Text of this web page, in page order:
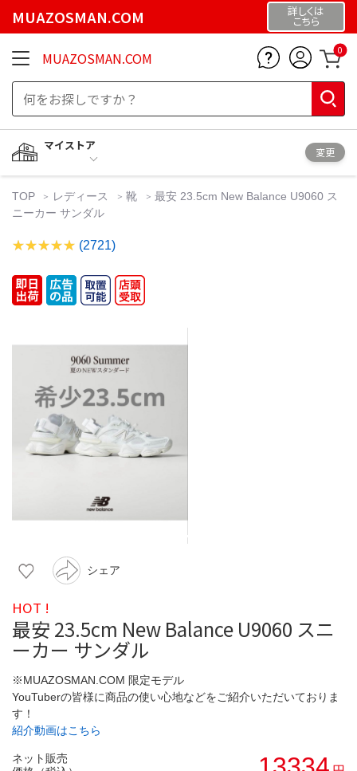
MUAZOSMAN.COM 詳しくは
こちら
MUAZOSMAN.COM 0
マイストア
変更
TOP レディース 靴
最安 23.5cm New Balance U9060 ス
ニーカー サンダル
(2721)
シェア
HOT !
最安 23.5cm New Balance U9060 スニ
ーカー サンダル
※MUAZOSMAN.COM 限定モデル
YouTuberの皆様に商品の使い心地などをご紹介いただいておりま
す！
紹介動画はこちら
ネット販売